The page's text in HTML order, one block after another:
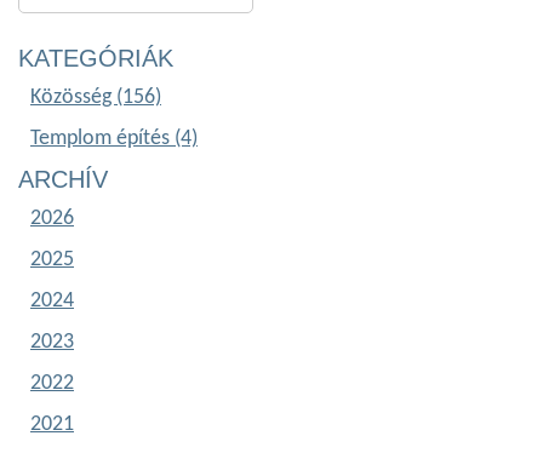
KATEGÓRIÁK
Közösség (156)
Templom építés (4)
ARCHÍV
2026
2025
2024
2023
2022
2021